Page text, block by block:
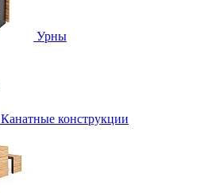
Урны
Канатные конструкции